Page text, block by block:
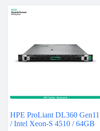
HPE ProLiant DL360 Gen11
/ Intel Xeon-S 4510 / 64GB